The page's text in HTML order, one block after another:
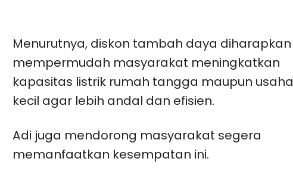
Menurutnya, diskon tambah daya diharapkan
mempermudah masyarakat meningkatkan
kapasitas listrik rumah tangga maupun usaha
kecil agar lebih andal dan efisien.
Adi juga mendorong masyarakat segera
memanfaatkan kesempatan ini.